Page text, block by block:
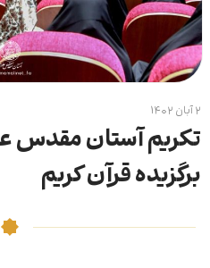
۲ آبان ۱۴۰۲
تکریم آستان مقدس
برگزیده قرآن کریم